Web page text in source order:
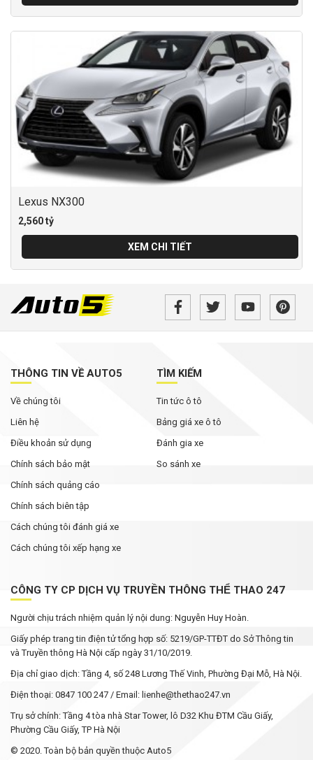
Lexus NX300
2,560 tỷ
XEM CHI TIẾT
THÔNG TIN VỀ AUTO5
Về chúng tôi
Liên hệ
Điều khoản sử dụng
Chính sách bảo mật
Chính sách quảng cáo
Chính sách biên tập
Cách chúng tôi đánh giá xe
Cách chúng tôi xếp hạng xe
TÌM KIẾM
Tin tức ô tô
Bảng giá xe ô tô
Đánh gia xe
So sánh xe
CÔNG TY CP DỊCH VỤ TRUYỀN THÔNG THỂ THAO 247
Người chịu trách nhiệm quản lý nội dung: Nguyễn Huy Hoàn.
Giấy phép trang tin điện tử tổng hợp số: 5219/GP-TTĐT do Sở Thông tin
và Truyền thông Hà Nội cấp ngày 31/10/2019.
Địa chỉ giao dịch: Tầng 4, số 248 Lương Thế Vinh, Phường Đại Mỗ, Hà Nội.
Điện thoại: 0847 100 247 / Email: lienhe@thethao247.vn
Trụ sở chính: Tầng 4 tòa nhà Star Tower, lô D32 Khu ĐTM Cầu Giấy,
Phường Cầu Giấy, TP Hà Nội
© 2020. Toàn bộ bản quyền thuộc Auto5